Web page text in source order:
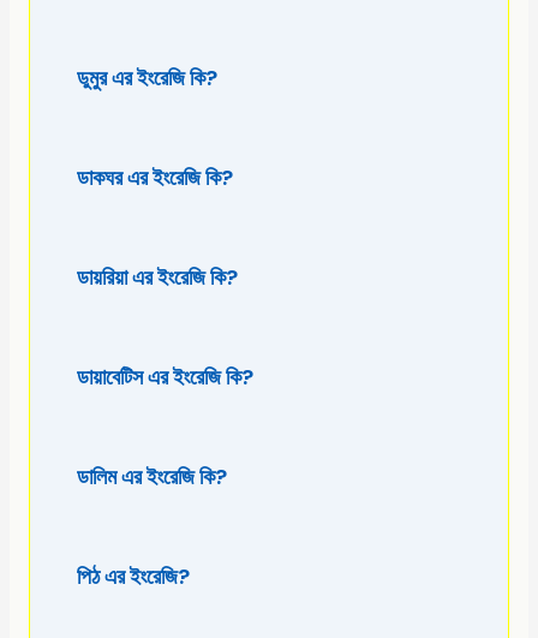
ডুমুর এর ইংরেজি কি?
ডাকঘর এর ইংরেজি কি?
ডায়রিয়া এর ইংরেজি কি?
ডায়াবেটিস এর ইংরেজি কি?
ডালিম এর ইংরেজি কি?
পিঠ এর ইংরেজি?